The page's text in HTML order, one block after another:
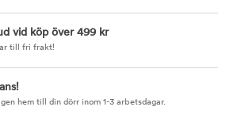
vid köp över 499 kr
till fri frakt!
hem till din dörr inom 1-3 arbetsdagar.